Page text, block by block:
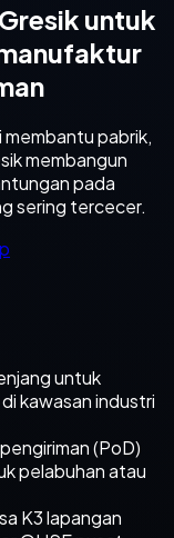
untuk
pabrik,
membangun
pada
sering tercecer.
untuk
kawasan industri
(PoD)
pelabuhan atau
K3 lapangan